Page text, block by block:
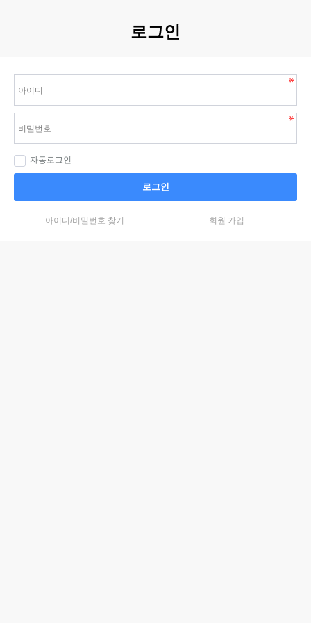
로그인
자동로그인
로그인
아이디/비밀번호 찾기 회원 가입